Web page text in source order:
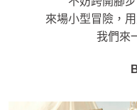
來場小型冒險，
我們來